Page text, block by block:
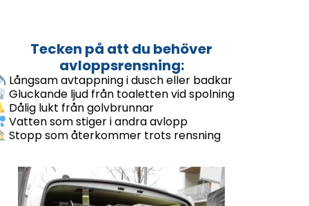
Tecken på att du behöver
avloppsrensning:
Långsam avtappning i dusch eller badkar
Gluckande ljud från toaletten vid spolning
Dålig lukt från golvbrunnar
Vatten som stiger i andra avlopp
Stopp som återkommer trots rensning